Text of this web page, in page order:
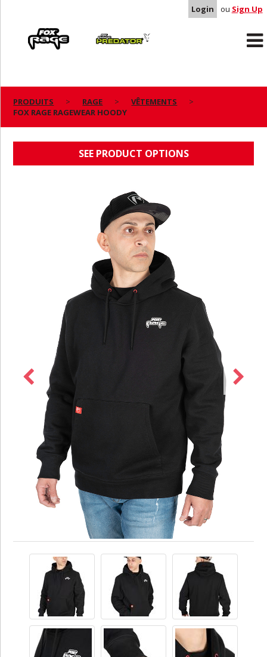
Login ou Sign Up
Predator
PRODUITS RAGE
VÊTEMENTS
FOX RAGE RAGEWEAR HOODY
SEE PRODUCT OPTIONS